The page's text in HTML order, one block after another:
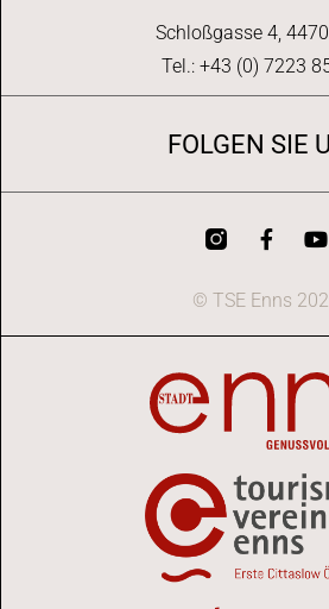
Schloßgasse 4,
Tel.: +43 (0) 7223
FOLGEN SIE
© TSE Enns